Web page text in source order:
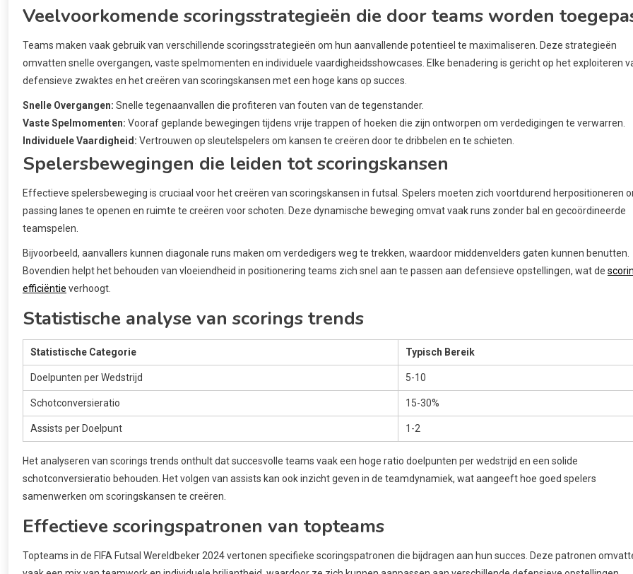
Veelvoorkomende scoringsstrategieën die door teams worden
Teams maken vaak gebruik van verschillende scoringsstrategieën om hun aanvallende potentieel te maximaliseren. Deze strategieën
omvatten snelle overgangen, vaste spelmomenten en individuele vaardigheidsshowcases. Elke benadering is gericht op het exploiteren
defensieve zwaktes en het creëren van scoringskansen met een hoge kans op succes.
Snelle Overgangen: Snelle tegenaanvallen die profiteren van fouten van de tegenstander.
Vaste Spelmomenten: Vooraf geplande bewegingen tijdens vrije trappen of hoeken die zijn ontworpen om verdedigingen te verwarren.
Individuele Vaardigheid: Vertrouwen op sleutelspelers om kansen te creëren door te dribbelen en te schieten.
Spelersbewegingen die leiden tot scoringskansen
Effectieve spelersbeweging is cruciaal voor het creëren van scoringskansen in futsal. Spelers moeten zich voortdurend herpositioneren
passing lanes te openen en ruimte te creëren voor schoten. Deze dynamische beweging omvat vaak runs zonder bal en gecoördineerde
teamspelen.
Bijvoorbeeld, aanvallers kunnen diagonale runs maken om verdedigers weg te trekken, waardoor middenvelders gaten kunnen benutten.
Bovendien helpt het behouden van vloeiendheid in positionering teams zich snel aan te passen aan defensieve opstellingen, wat de
efficiëntie verhoogt.
Statistische analyse van scorings trends
Statistische Categorie Typisch Bereik
Doelpunten per Wedstrijd 5-10
Schotconversieratio 15-30%
Assists per Doelpunt 1-2
Het analyseren van scorings trends onthult dat succesvolle teams vaak een hoge ratio doelpunten per wedstrijd en een solide
schotconversieratio behouden. Het volgen van assists kan ook inzicht geven in de teamdynamiek, wat aangeeft hoe goed spelers
samenwerken om scoringskansen te creëren.
Effectieve scoringspatronen van topteams
Topteams in de FIFA Futsal Wereldbeker 2024 vertonen specifieke scoringspatronen die bijdragen aan hun succes. Deze patronen